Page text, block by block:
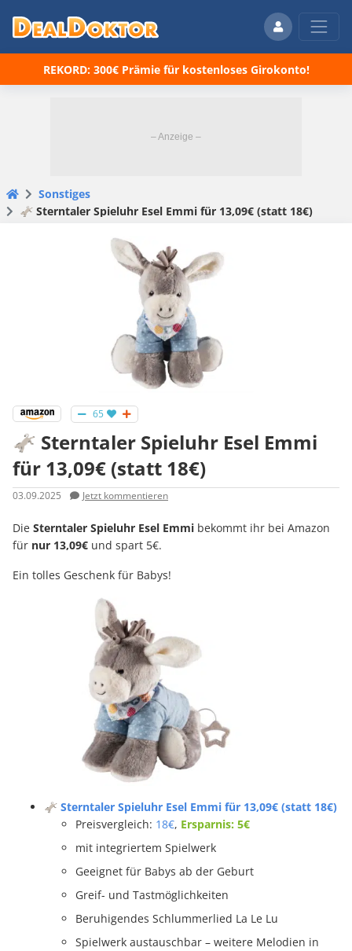
REKORD: 300€ Prämie für kostenloses Girokonto!
Sonstiges
🫏 Sterntaler Spieluhr Esel Emmi für 13,09€ (statt 18€)
65
🫏 Sterntaler Spieluhr Esel Emmi
für 13,09€ (statt 18€)
03.09.2025 Jetzt kommentieren
Die Sterntaler Spieluhr Esel Emmi bekommt ihr bei Amazon
für nur 13,09€ und spart 5€.
Ein tolles Geschenk für Babys!
🫏 Sterntaler Spieluhr Esel Emmi für 13,09€ (statt 18€)
Preisvergleich: 18€, Ersparnis: 5€
mit integriertem Spielwerk
Geeignet für Babys ab der Geburt
Greif- und Tastmöglichkeiten
Beruhigendes Schlummerlied La Le Lu
Spielwerk austauschbar – weitere Melodien in